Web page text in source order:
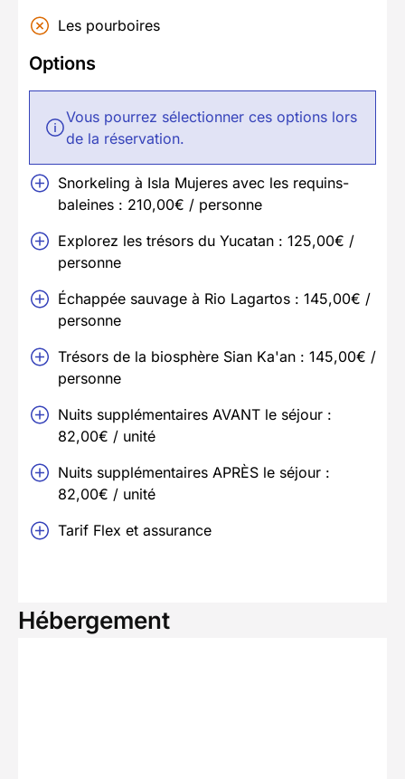
Les pourboires
Options
Vous pourrez sélectionner ces options lors
de la réservation.
Snorkeling à Isla Mujeres avec les requins-
baleines : 210,00€ / personne
Explorez les trésors du Yucatan : 125,00€ /
personne
Échappée sauvage à Rio Lagartos : 145,00€ /
personne
Trésors de la biosphère Sian Ka'an : 145,00€ /
personne
Nuits supplémentaires AVANT le séjour :
82,00€ / unité
Nuits supplémentaires APRÈS le séjour :
82,00€ / unité
Tarif Flex et assurance
Hébergement